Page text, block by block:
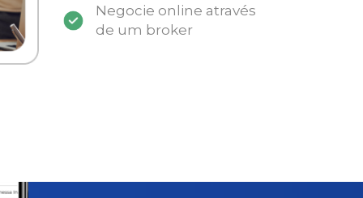
Negocie online através
de um broker